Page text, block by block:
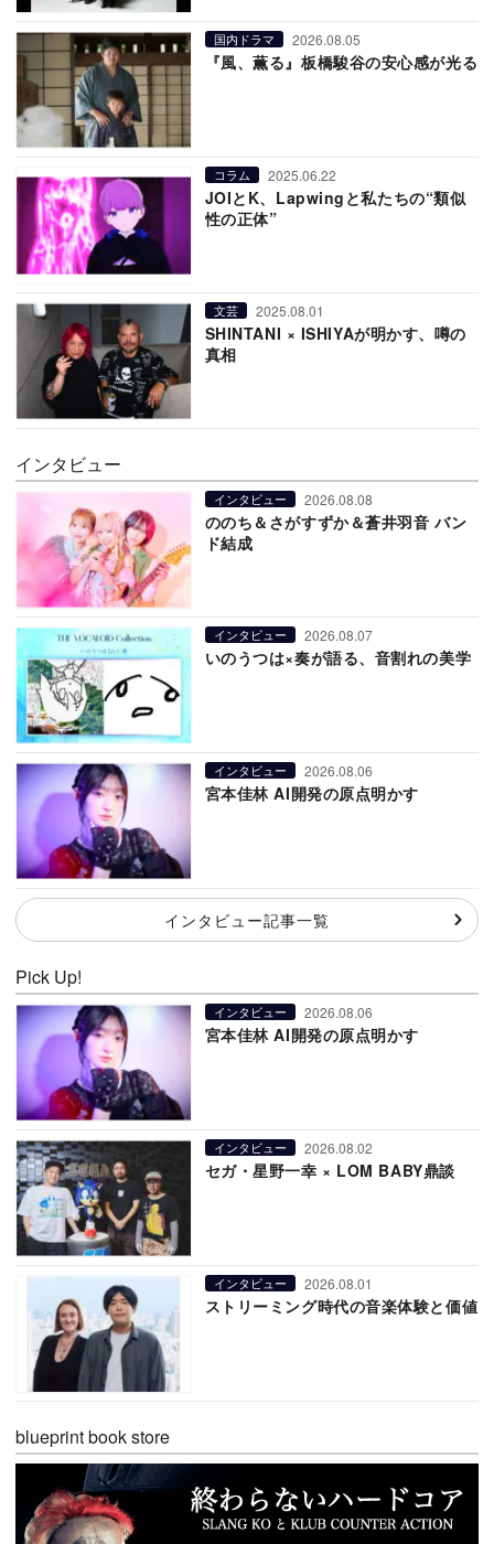
国内ドラマ 2026.08.05
『風、薫る』板橋駿谷の安心感が光る
コラム 2025.06.22
JOIとK、Lapwingと私たちの“類似
性の正体”
文芸 2025.08.01
SHINTANI × ISHIYAが明かす、噂の
真相
インタビュー
インタビュー 2026.08.08
ののち＆さがすずか＆蒼井羽音 バン
ド結成
インタビュー 2026.08.07
いのうつは×奏が語る、音割れの美学
インタビュー 2026.08.06
宮本佳林 AI開発の原点明かす
インタビュー記事一覧
Pick Up!
インタビュー 2026.08.06
宮本佳林 AI開発の原点明かす
インタビュー 2026.08.02
セガ・星野一幸 × LOM BABY鼎談
インタビュー 2026.08.01
ストリーミング時代の音楽体験と価値
blueprint book store